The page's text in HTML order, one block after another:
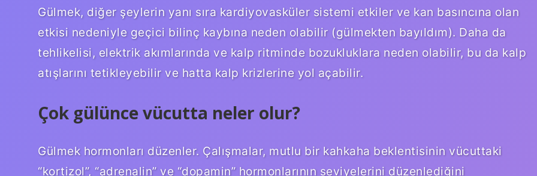
Gülmek, diğer şeylerin yanı sıra kardiyovasküler sistemi etkiler ve kan basıncına olan
etkisi nedeniyle geçici bilinç kaybına neden olabilir (gülmekten bayıldım). Daha da
tehlikelisi, elektrik akımlarında ve kalp ritminde bozukluklara neden olabilir, bu da kalp
atışlarını tetikleyebilir ve hatta kalp krizlerine yol açabilir.
Çok gülünce vücutta neler olur?
Gülmek hormonları düzenler. Çalışmalar, mutlu bir kahkaha beklentisinin vücuttaki
“kortizol”, “adrenalin” ve “dopamin” hormonlarının seviyelerini düzenlediğini